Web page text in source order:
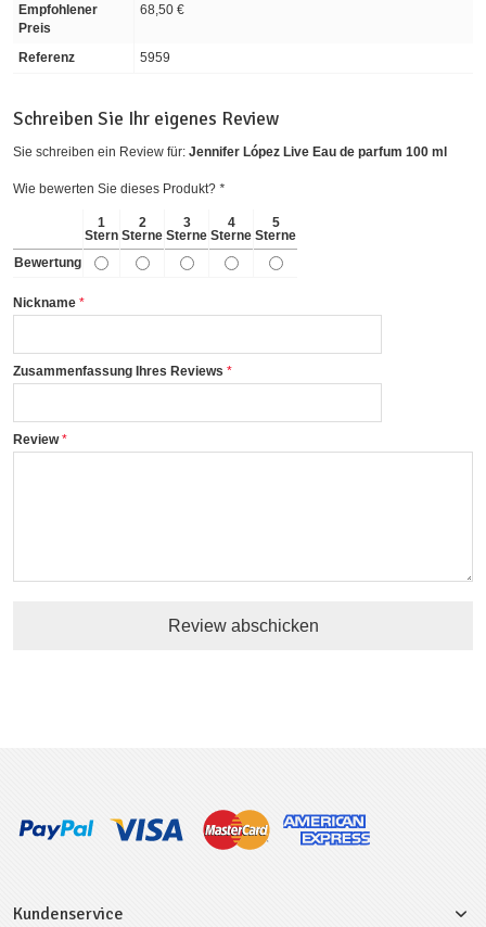
Empfohlener
Preis
68,50 €
Referenz 5959
Schreiben Sie Ihr eigenes Review
Sie schreiben ein Review für: Jennifer López Live Eau de parfum 100 ml
Wie bewerten Sie dieses Produkt? *
1
Stern
2
Sterne
3
Sterne
4
Sterne
5
Sterne
Bewertung
Nickname
Zusammenfassung Ihres Reviews
Review
Review abschicken
Kundenservice